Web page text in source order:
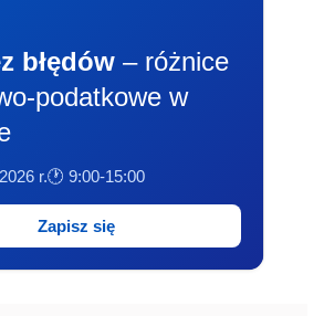
błędów – różnice
podatkowe w
r.🕐 9:00-15:00
Zapisz się